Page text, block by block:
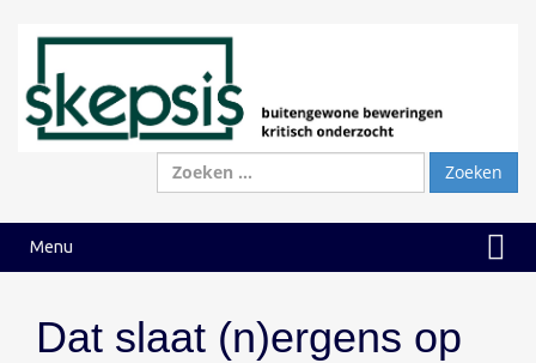
Zoeken
naar:
Menu
Dat slaat (n)ergens op